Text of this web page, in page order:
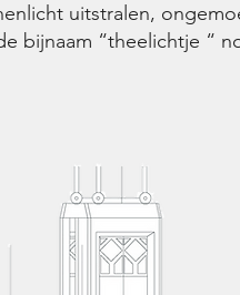
uitstralen,
bijnaam “theelichtje “